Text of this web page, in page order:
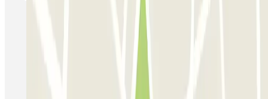
Parking en Barcelona
Parking en Aeropuerto Barcelona
Parking en Aeropuerto Madrid Barajas
Parking en Sants - Estación de Barcelona